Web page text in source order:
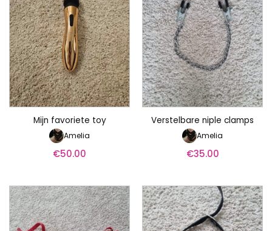
Mijn favoriete toy
Amelia
€50.00
Verstelbare niple clamps
Amelia
€35.00